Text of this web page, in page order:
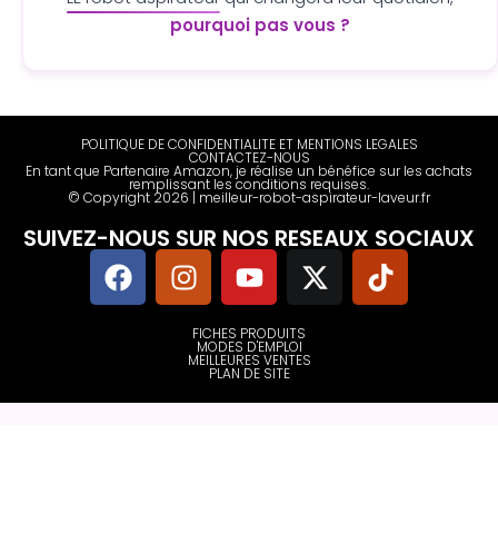
pourquoi pas vous ?
POLITIQUE DE CONFIDENTIALITE ET MENTIONS LEGALES
CONTACTEZ-NOUS
En tant que Partenaire Amazon, je réalise un bénéfice sur les achats
remplissant les conditions requises.
© Copyright 2026 | meilleur-robot-aspirateur-laveur.fr
SUIVEZ-NOUS SUR NOS RESEAUX SOCIAUX
FICHES PRODUITS
MODES D'EMPLOI
MEILLEURES VENTES
PLAN DE SITE